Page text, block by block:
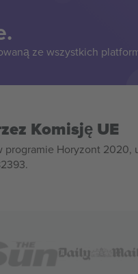
ze wszystkich
Komisję UE
programie Horyzont